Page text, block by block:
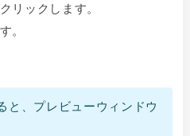
リックします。
。
と、プレビューウィンドウ